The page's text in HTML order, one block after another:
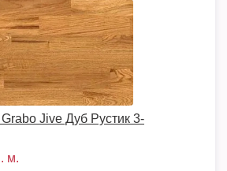
Jive Дуб Рустик 3-
м.